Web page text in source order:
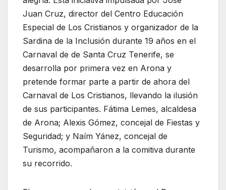
Juan Cruz, director del Centro Educación
Especial de Los Cristianos y organizador de la
Sardina de la Inclusión durante 19 años en el
Carnaval de de Santa Cruz Tenerife, se
desarrolla por primera vez en Arona y
pretende formar parte a partir de ahora del
Carnaval de Los Cristianos, llevando la ilusión
de sus participantes. Fátima Lemes, alcaldesa
de Arona; Alexis Gómez, concejal de Fiestas y
Seguridad; y Naím Yánez, concejal de
Turismo, acompañaron a la comitiva durante
su recorrido.